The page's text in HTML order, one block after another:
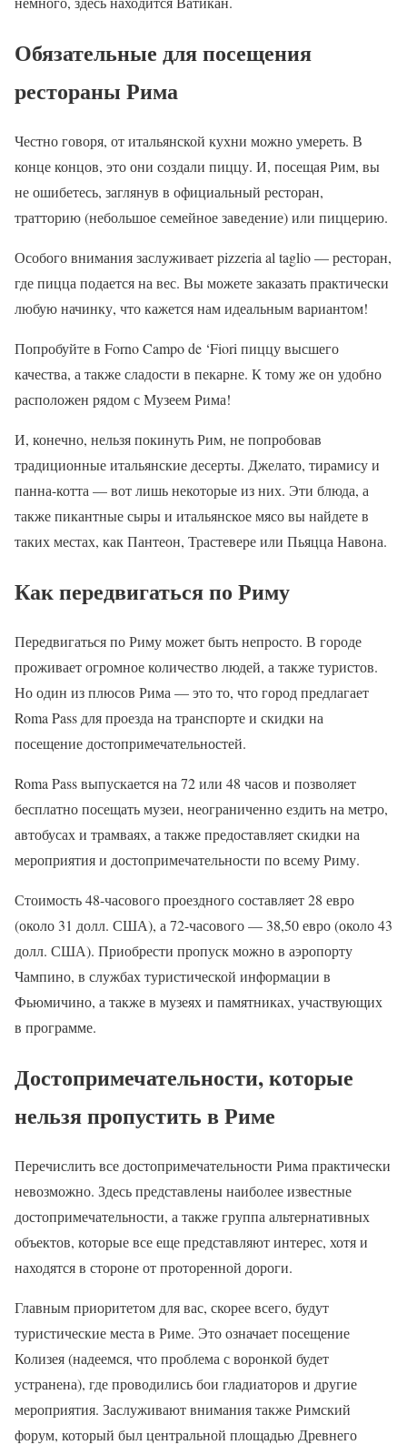
Обязательные для посещения
рестораны Рима
Честно говоря, от итальянской кухни можно умереть. В
конце концов, это они создали пиццу. И, посещая Рим, вы
не ошибетесь, заглянув в официальный ресторан,
тратторию (небольшое семейное заведение) или пиццерию.
Особого внимания заслуживает pizzeria al taglio — ресторан,
где пицца подается на вес. Вы можете заказать практически
любую начинку, что кажется нам идеальным вариантом!
Попробуйте в Forno Campo de ‘Fiori пиццу высшего
качества, а также сладости в пекарне. К тому же он удобно
расположен рядом с Музеем Рима!
И, конечно, нельзя покинуть Рим, не попробовав
традиционные итальянские десерты. Джелато, тирамису и
панна-котта — вот лишь некоторые из них. Эти блюда, а
также пикантные сыры и итальянское мясо вы найдете в
таких местах, как Пантеон, Трастевере или Пьяцца Навона.
Как передвигаться по Риму
Передвигаться по Риму может быть непросто. В городе
проживает огромное количество людей, а также туристов.
Но один из плюсов Рима — это то, что город предлагает
Roma Pass для проезда на транспорте и скидки на
посещение достопримечательностей.
Roma Pass выпускается на 72 или 48 часов и позволяет
бесплатно посещать музеи, неограниченно ездить на метро,
автобусах и трамваях, а также предоставляет скидки на
мероприятия и достопримечательности по всему Риму.
Стоимость 48-часового проездного составляет 28 евро
(около 31 долл. США), а 72-часового — 38,50 евро (около 43
долл. США). Приобрести пропуск можно в аэропорту
Чампино, в службах туристической информации в
Фьюмичино, а также в музеях и памятниках, участвующих
в программе.
Достопримечательности, которые
нельзя пропустить в Риме
Перечислить все достопримечательности Рима практически
невозможно. Здесь представлены наиболее известные
достопримечательности, а также группа альтернативных
объектов, которые все еще представляют интерес, хотя и
находятся в стороне от проторенной дороги.
Главным приоритетом для вас, скорее всего, будут
туристические места в Риме. Это означает посещение
Колизея (надеемся, что проблема с воронкой будет
устранена), где проводились бои гладиаторов и другие
мероприятия. Заслуживают внимания также Римский
форум, который был центральной площадью Древнего